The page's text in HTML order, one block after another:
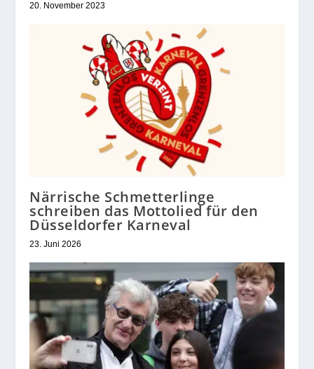
20. November 2023
Närrische Schmetterlinge
schreiben das Mottolied für den
Düsseldorfer Karneval
23. Juni 2026